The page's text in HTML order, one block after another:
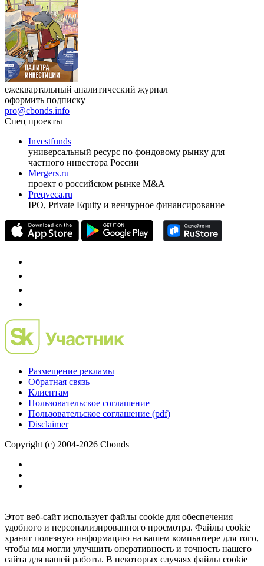
ЖурналCbonds Review
оформить подписку
pro@cbonds.info
Спец проекты
Investfunds
универсальный ресурс по фондовому рынку для
частного инвестора России
проект о российском рынке M&A
Preqveca.ru
Размещение рекламы
Обратная связь
Пользовательское соглашение
Copyright (c) 2004-2026 Cbonds
Этот веб-сайт использует файлы cookie для обеспечения